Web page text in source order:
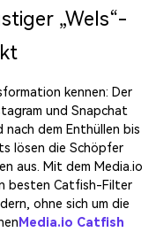
„Wels“-
kennen: Der
und Snapchat
dem Enthüllen bis
lösen die Schöpfer
aus. Mit dem Media.io
besten Catfish-Filter
ohne sich um die
Media.io Catfish